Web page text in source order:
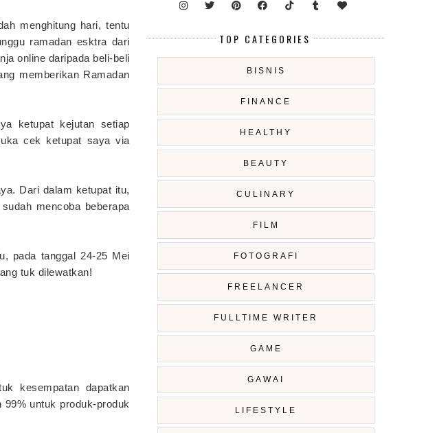
menghitung hari, tentu
ramadan esktra dari
online daripada beli-beli
memberikan Ramadan
ketupat kejutan setiap
cek ketupat saya via
Dari dalam ketupat itu,
mencoba beberapa
pada tanggal 24-25 Mei
tuk dilewatkan!
kesempatan dapatkan
untuk produk-produk
TOP CATEGORIES
BISNIS
FINANCE
HEALTHY
BEAUTY
CULINARY
FILM
FOTOGRAFI
FREELANCER
FULLTIME WRITER
GAME
GAWAI
LIFESTYLE